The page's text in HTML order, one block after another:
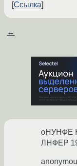
Ссылка
←
оНУНФЕ
ЛНФЕР